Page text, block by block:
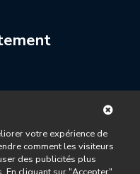
votre expérience de
comment les visiteurs
des publicités plus